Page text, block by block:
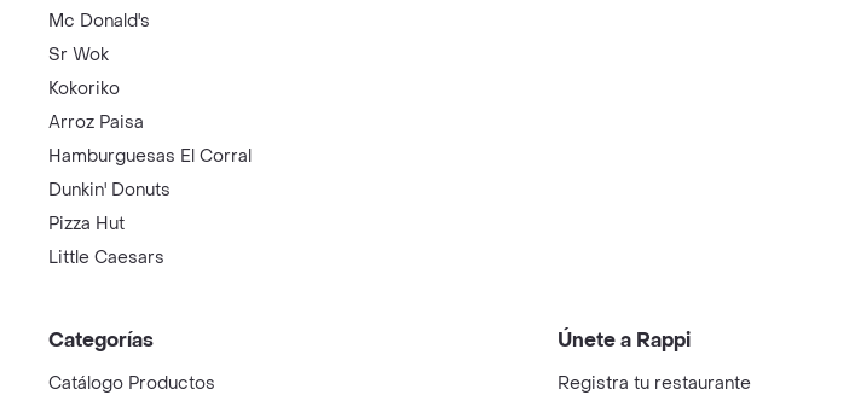
Mc Donald's
Sr Wok
Kokoriko
Arroz Paisa
Hamburguesas El Corral
Dunkin' Donuts
Pizza Hut
Little Caesars
Categorías
Catálogo Productos
Únete a Rappi
Registra tu restaurante